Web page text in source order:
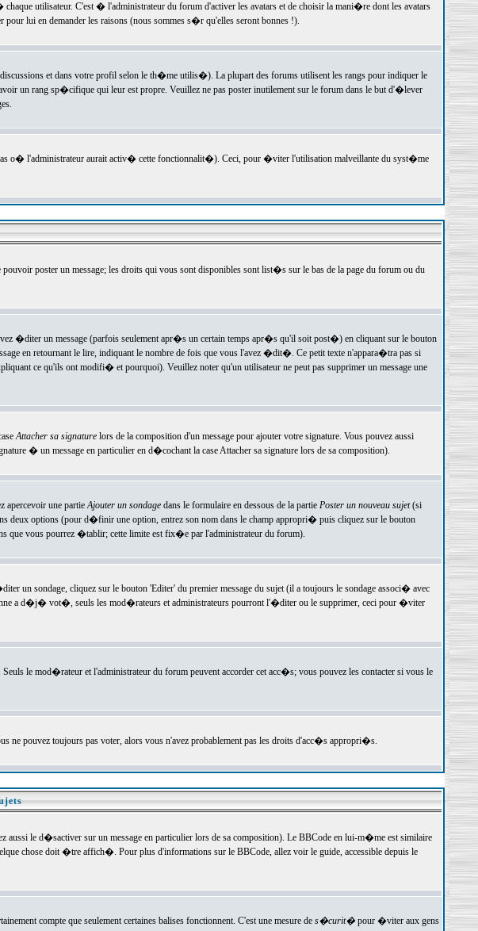
utilisateur. C'est � l'administrateur du forum d'activer les avatars et de choisir la mani�re dont les avatars
lui en demander les raisons (nous sommes s�r qu'elles seront bonnes !).
et dans votre profil selon le th�me utilis�). La plupart des forums utilisent les rangs pour indiquer le
un rang sp�cifique qui leur est propre. Veuillez ne pas poster inutilement sur le forum dans le but d'�lever
o� l'administrateur aurait activ� cette fonctionnalit�). Ceci, pour �viter l'utilisation malveillante du syst�me
poster un message; les droits qui vous sont disponibles sont list�s sur le bas de la page du forum ou du
�diter un message (parfois seulement apr�s un certain temps apr�s qu'il soit post�) en cliquant sur le bouton
en retournant le lire, indiquant le nombre de fois que vous l'avez �dit�. Ce petit texte n'appara�tra pas si
ce qu'ils ont modifi� et pourquoi). Veuillez noter qu'un utilisateur ne peut pas supprimer un message une
Attacher sa signaturelors de la composition d'un message pour ajouter votre signature. Vous pouvez aussi
� un message en particulier en d�cochant la case Attacher sa signature lors de sa composition).
apercevoir une partieAjouter un sondagedans le formulaire en dessous de la partie Poster un nouveau sujet(si
deux options (pour d�finir une option, entrez son nom dans le champ appropri� puis cliquez sur le bouton
que vous pourrez �tablir; cette limite est fix�e par l'administrateur du forum).
un sondage, cliquez sur le bouton 'Editer' du premier message du sujet (il a toujours le sondage associ� avec
a d�j� vot�, seuls les mod�rateurs et administrateurs pourront l'�diter ou le supprimer, ceci pour �viter
le mod�rateur et l'administrateur du forum peuvent accorder cet acc�s; vous pouvez les contacter si vous le
pouvez toujours pas voter, alors vous n'avez probablement pas les droits d'acc�s appropri�s.
le d�sactiver sur un message en particulier lors de sa composition). Le BBCode en lui-m�me est similaire
chose doit �tre affich�. Pour plus d'informations sur le BBCode, allez voir le guide, accessible depuis le
compte que seulement certaines balises fonctionnent. C'est une mesure de s�curit�pour �viter aux gens